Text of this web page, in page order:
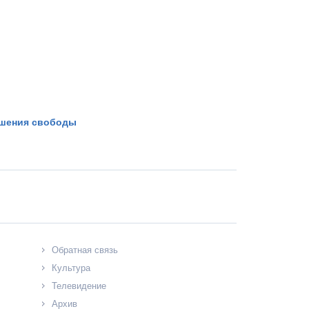
свободы
Обратная связь
Культура
Телевидение
Архив